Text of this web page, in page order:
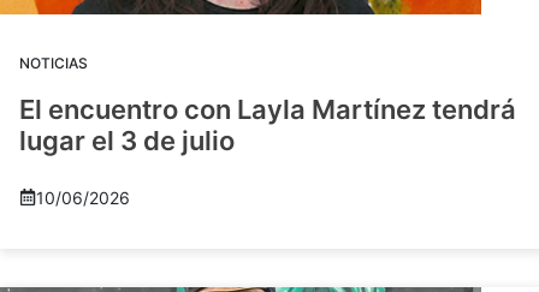
NOTICIAS
El encuentro con Layla Martínez tendrá
lugar el 3 de julio
10/06/2026